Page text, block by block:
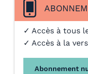
✓ Accès à tous
✓ Accès à la
Abonnement